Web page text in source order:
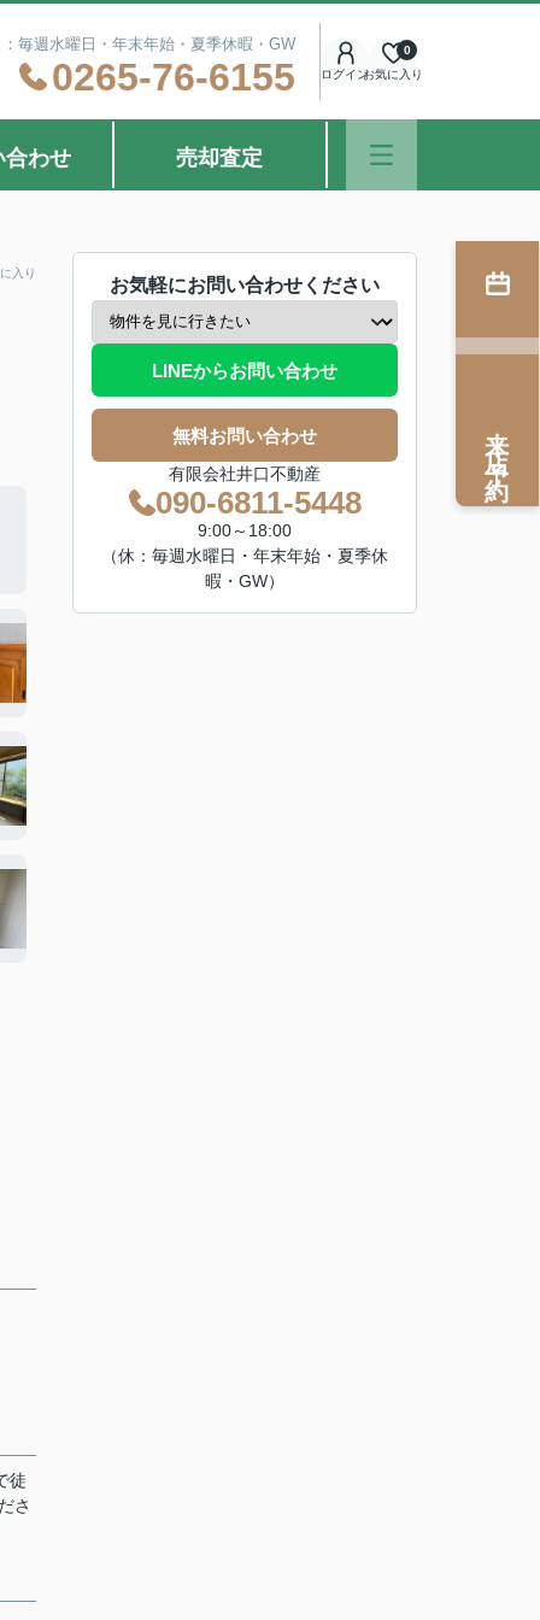
毎週水曜日・年末年始・夏季休暇・GW
0265-76-6155 ログインお気に入り
0
合わせ 売却査定
入り
徒
さ
お気軽にお問い合わせください
LINEからお問い合わせ
無料お問い合わせ
有限会社井口不動産
090-6811-5448
9:00～18:00
（休：毎週水曜日・年末年始・夏季休
暇・GW）
来店予約